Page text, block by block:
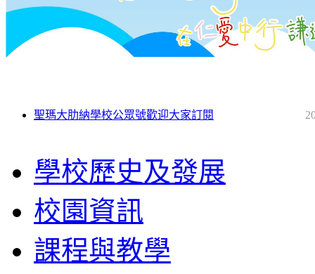
聖瑪大肋納學校公眾號歡迎大家訂閱
學校歷史及發展
校園資訊
課程與教學